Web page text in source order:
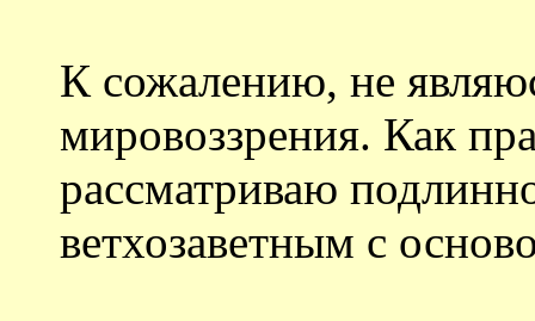
К сожалению, не
мировоззрения. Как
рассматриваю
ветхозаветным с